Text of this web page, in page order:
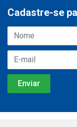
Cadastre-se